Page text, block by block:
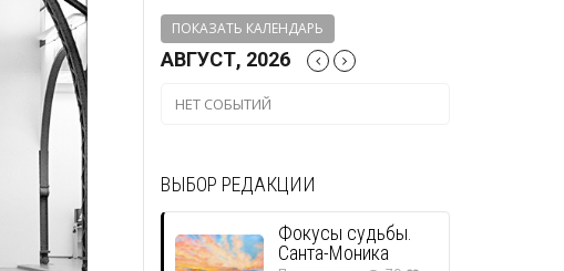
ПОКАЗАТЬ КАЛЕНДАРЬ
АВГУСТ, 2026
НЕТ СОБЫТИЙ
ВЫБОР РЕДАКЦИИ
Фокусы судьбы.
Санта-Моника